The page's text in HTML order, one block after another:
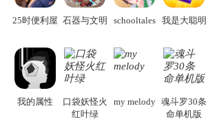
25时便利屋 石器与文明 schooltales 我是大聪明
我的属性
口袋妖怪火
红叶绿
my melody 魂斗罗30条
命单机版